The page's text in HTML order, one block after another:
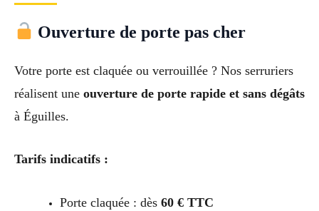
Ouverture de porte pas cher
Votre porte est claquée ou verrouillée ? Nos serruriers
réalisent une ouverture de porte rapide et sans dégâts
à Éguilles.
Tarifs indicatifs :
Porte claquée : dès 60 € TTC